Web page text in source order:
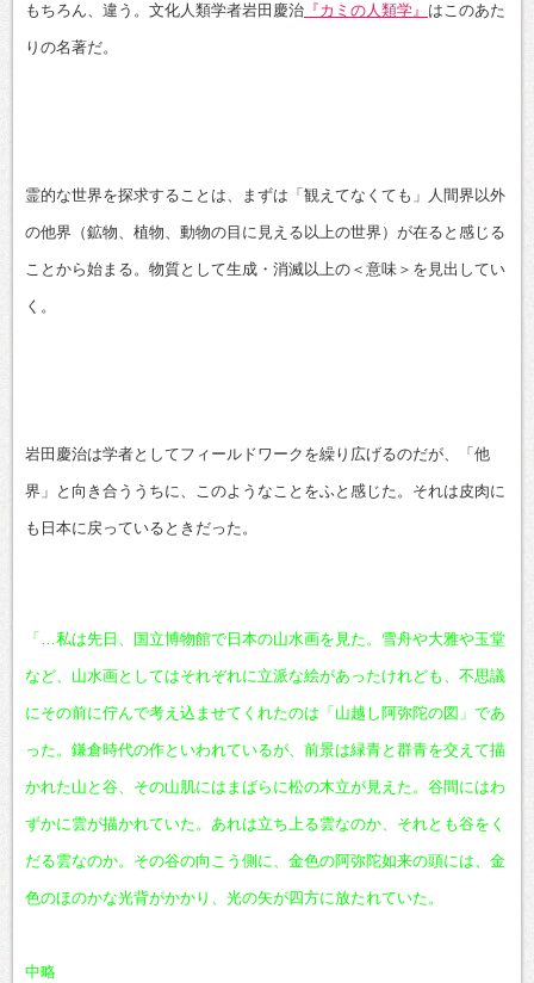
もちろん、違う。文化人類学者岩田慶治 『カミの人類学』 はこのあた
りの名著だ。
霊的な世界を探求することは、まずは「観えてなくても」人間界以外
の他界（鉱物、植物、動物の目に見える以上の世界）が在ると感じる
ことから始まる。物質として生成・消滅以上の＜意味＞を見出してい
く。
岩田慶治は学者としてフィールドワークを繰り広げるのだが、「他
界」と向き合ううちに、このようなことをふと感じた。それは皮肉に
も日本に戻っているときだった。
「…私は先日、国立博物館で日本の山水画を見た。雪舟や大雅や玉堂
など、山水画としてはそれぞれに立派な絵があったけれども、不思議
にその前に佇んで考え込ませてくれたのは「山越し阿弥陀の図」であ
った。鎌倉時代の作といわれているが、前景は緑青と群青を交えて描
かれた山と谷、その山肌にはまばらに松の木立が見えた。谷間にはわ
ずかに雲が描かれていた。あれは立ち上る雲なのか、それとも谷をく
だる雲なのか。その谷の向こう側に、金色の阿弥陀如来の頭には、金
色のほのかな光背がかかり、光の矢が四方に放たれていた。
中略